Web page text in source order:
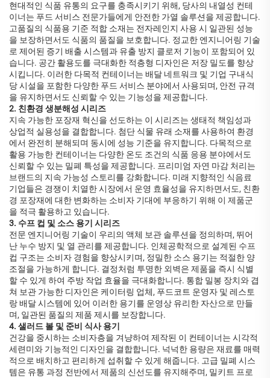
현대적인 식품 유통의 요구를 충족시키기 위해, 당사의 내열성 컨테
이너는 푸드 서비스 전문가들에게 안전한 가열 솔루션을 제공합니다.
고품질의 식품용 기준 적합 소재는 전자레인지 사용 시 일관된 성능
을 보장하면서도 식품의 품질을 보호합니다. 정교한 엔지니어링 기술
로 제어된 증기 배출 시스템과 유출 방지 클로저 기능이 포함되어 있
습니다. 공간 활용도를 극대화한 적층형 디자인은 저장 밀도를 향상
시킵니다. 이러한 다목적 컨테이너는 배달 네트워크 및 기업 구내식
당 시설을 포함한 다양한 푸드 서비스 분야에서 사용되며, 안전 규격
을 유지하면서도 신뢰할 수 있는 기능성을 제공합니다.
2. 친환경 생분해성 시리즈
지속 가능한 포장재 혁신을 선도하는 이 시리즈는 생태적 책임성과
상업적 실용성을 결합합니다. 첨단 식물 유래 소재를 사용하여 환경
에서 완전히 분해되며 동시에 성능 기준을 유지합니다. 다목적으로
활용 가능한 컨테이너는 다양한 온도 조건의 식품 응용 분야에서도
신뢰할 수 있는 밀폐 특성을 제공합니다. 프리미엄 자연 마감 처리는
브랜드의 지속 가능성 스토리를 강화합니다. 미래 지향적인 식음료
기업들은 경쟁이 치열한 시장에서 운영 효율성을 유지하면서도, 친환
경 포장재에 대한 변화하는 소비자 기대에 부응하기 위해 이 제품군
을 적극 활용하고 있습니다.
3. 수프 컵 및 소스 용기 시리즈
전문 엔지니어링 기술이 우리의 액체 보관 솔루션을 정의하며, 뛰어
난 누수 방지 및 열 관리를 제공합니다. 인체공학적으로 설계된 수프
컵 구조는 소비자 경험을 향상시키며, 정밀한 소스 용기는 적절한 양
조절을 가능하게 합니다. 결정처럼 투명한 외벽은 제품을 즉시 식별
할 수 있게 하여 주방 작업 효율을 극대화합니다. 통합 밀봉 장치와 겹
쳐 보관 가능한 디자인은 케이터링 업체, 푸드코트 운영자 및 레스토
랑 배달 시스템에 있어 이러한 용기를 운영상 유리한 자산으로 만들
며, 일관된 품질의 제품 제시를 보장합니다.
4. 샐러드 볼 및 준비 식사 용기
건강을 중시하는 소비자층을 겨냥하여 제작된 이 컨테이너는 시각적
세련미와 기능적인 디자인을 결합합니다. 넉넉한 용량은 재료를 매력
적으로 배치하고 편리하게 섭취할 수 있게 해줍니다. 고급 밀폐 시스
템은 유통 과정 전반에서 제품의 신선도를 유지해주며, 밀키트 프로